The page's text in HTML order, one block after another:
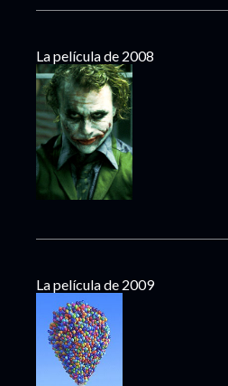
La película de 2008
La película de 2009